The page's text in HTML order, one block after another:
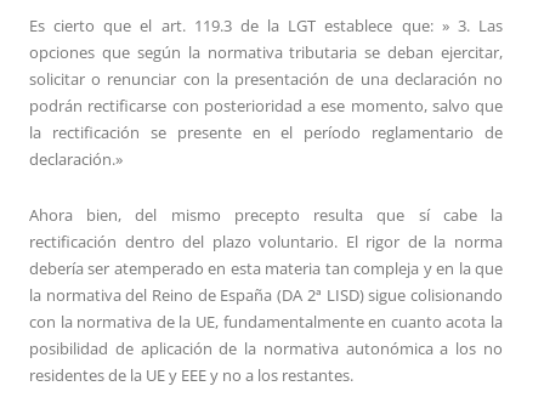
Es cierto que el art. 119.3 de la LGT establece que: » 3. Las
opciones que según la normativa tributaria se deban ejercitar,
solicitar o renunciar con la presentación de una declaración no
podrán rectificarse con posterioridad a ese momento, salvo que
la rectificación se presente en el período reglamentario de
declaración.»
Ahora bien, del mismo precepto resulta que sí cabe la
rectificación dentro del plazo voluntario. El rigor de la norma
debería ser atemperado en esta materia tan compleja y en la que
la normativa del Reino de España (DA 2ª LISD) sigue colisionando
con la normativa de la UE, fundamentalmente en cuanto acota la
posibilidad de aplicación de la normativa autonómica a los no
residentes de la UE y EEE y no a los restantes.